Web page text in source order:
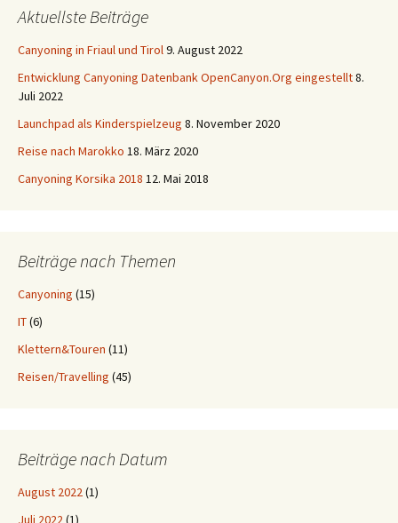
Aktuellste Beiträge
Canyoning in Friaul und Tirol9. August 2022
Entwicklung Canyoning Datenbank OpenCanyon.Org eingestellt8.
Juli 2022
Launchpad als Kinderspielzeug 8. November 2020
Reise nach Marokko 18. März 2020
Canyoning Korsika 2018 12. Mai 2018
Beiträge nach Themen
Canyoning (15)
IT(6)
Klettern&Touren (11)
Reisen/Travelling (45)
Beiträge nach Datum
August 2022(1)
Juli 2022(1)